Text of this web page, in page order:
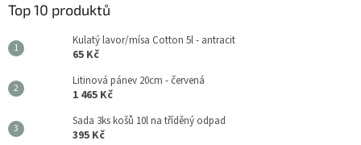
Top 10 produktů
Kulatý lavor/mísa Cotton 5l - antracit
65 Kč
Litinová pánev 20cm - červená
1 465 Kč
Sada 3ks košů 10l na tříděný odpad
395 Kč